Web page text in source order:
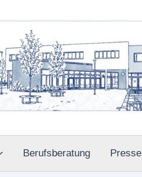
Berufsberatung Presse